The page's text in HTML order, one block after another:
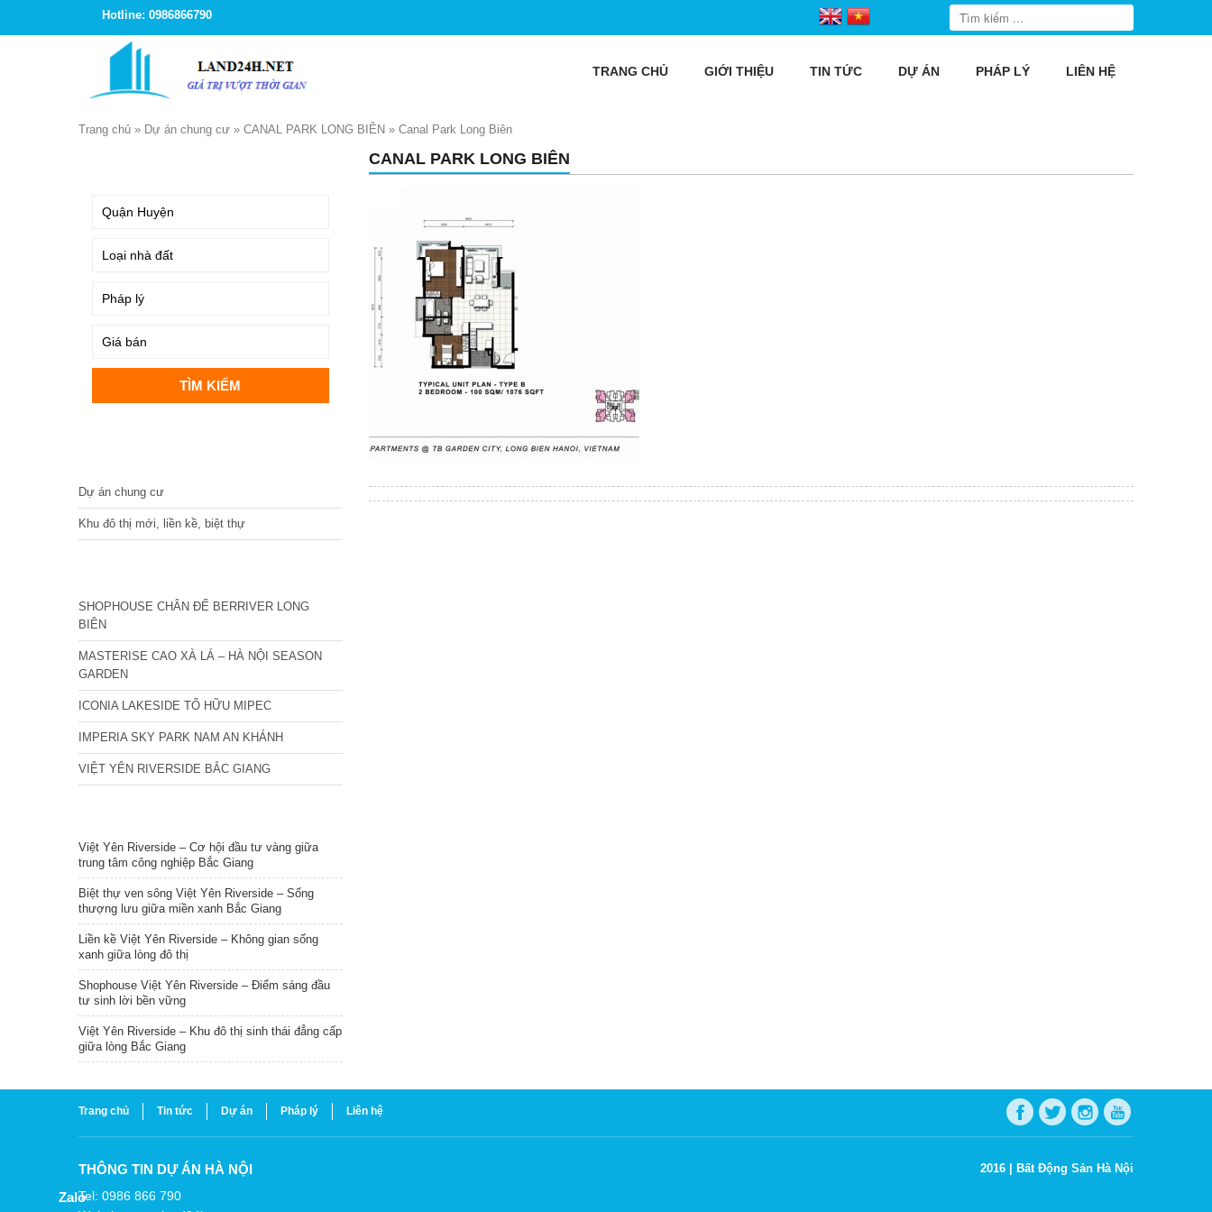
Hotline: 0986866790
TRANG CHỦ GIỚI THIỆU TIN TỨC DỰ ÁN PHÁP LÝ LIÊN HỆ
Trang chủ » Dự án chung cư » CANAL PARK LONG BIÊN » Canal Park Long Biên
CANAL PARK LONG BIÊN
Dự án chung cư
Khu đô thị mới, liền kề, biệt thự
SHOPHOUSE CHÂN ĐẾ BERRIVER LONG
BIÊN
MASTERISE CAO XÀ LÁ – HÀ NỘI SEASON
GARDEN
ICONIA LAKESIDE TỐ HỮU MIPEC
IMPERIA SKY PARK NAM AN KHÁNH
VIỆT YÊN RIVERSIDE BẮC GIANG
Việt Yên Riverside – Cơ hội đầu tư vàng giữa
trung tâm công nghiệp Bắc Giang
Biệt thự ven sông Việt Yên Riverside – Sống
thượng lưu giữa miền xanh Bắc Giang
Liền kề Việt Yên Riverside – Không gian sống
xanh giữa lòng đô thị
Shophouse Việt Yên Riverside – Điểm sáng đầu
tư sinh lời bền vững
Việt Yên Riverside – Khu đô thị sinh thái đẳng cấp
giữa lòng Bắc Giang
Trang chủ Tin tức Dự án Pháp lý Liên hệ
THÔNG TIN DỰ ÁN HÀ NỘI
Tel: 0986 866 790
2016 | Bất Động Sản Hà Nội
Zalo